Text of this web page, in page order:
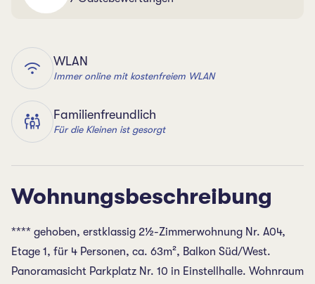
WLAN
Immer online mit kostenfreiem WLAN
Familienfreundlich
Für die Kleinen ist gesorgt
Wohnungsbeschreibung
**** gehoben, erstklassig 2½-Zimmerwohnung Nr. A04,
Etage 1, für 4 Personen, ca. 63m², Balkon Süd/West.
Panoramasicht Parkplatz Nr. 10 in Einstellhalle. Wohnraum